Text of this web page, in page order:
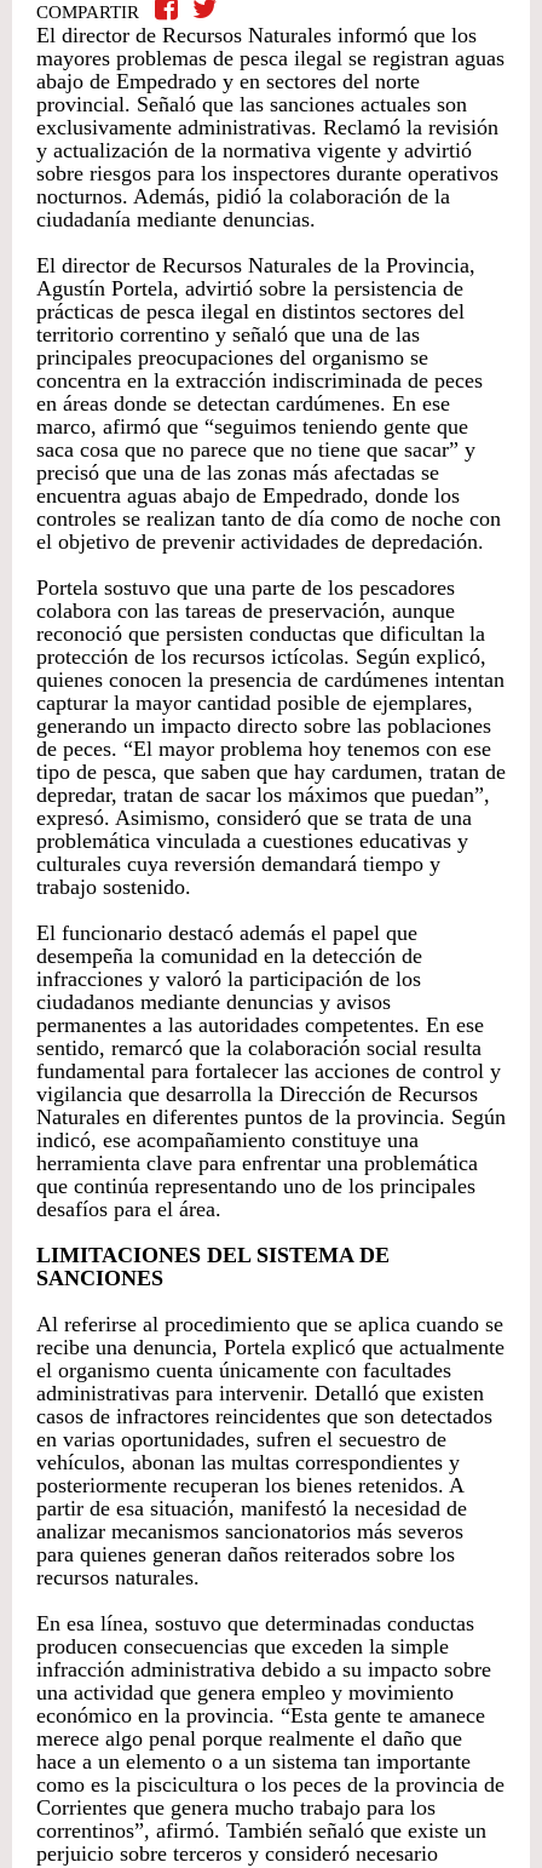
COMPARTIR
El director de Recursos Naturales informó que los
mayores problemas de pesca ilegal se registran aguas
abajo de Empedrado y en sectores del norte
provincial. Señaló que las sanciones actuales son
exclusivamente administrativas. Reclamó la revisión
y actualización de la normativa vigente y advirtió
sobre riesgos para los inspectores durante operativos
nocturnos. Además, pidió la colaboración de la
ciudadanía mediante denuncias.
El director de Recursos Naturales de la Provincia,
Agustín Portela, advirtió sobre la persistencia de
prácticas de pesca ilegal en distintos sectores del
territorio correntino y señaló que una de las
principales preocupaciones del organismo se
concentra en la extracción indiscriminada de peces
en áreas donde se detectan cardúmenes. En ese
marco, afirmó que “seguimos teniendo gente que
saca cosa que no parece que no tiene que sacar” y
precisó que una de las zonas más afectadas se
encuentra aguas abajo de Empedrado, donde los
controles se realizan tanto de día como de noche con
el objetivo de prevenir actividades de depredación.
Portela sostuvo que una parte de los pescadores
colabora con las tareas de preservación, aunque
reconoció que persisten conductas que dificultan la
protección de los recursos ictícolas. Según explicó,
quienes conocen la presencia de cardúmenes intentan
capturar la mayor cantidad posible de ejemplares,
generando un impacto directo sobre las poblaciones
de peces. “El mayor problema hoy tenemos con ese
tipo de pesca, que saben que hay cardumen, tratan de
depredar, tratan de sacar los máximos que puedan”,
expresó. Asimismo, consideró que se trata de una
problemática vinculada a cuestiones educativas y
culturales cuya reversión demandará tiempo y
trabajo sostenido.
El funcionario destacó además el papel que
desempeña la comunidad en la detección de
infracciones y valoró la participación de los
ciudadanos mediante denuncias y avisos
permanentes a las autoridades competentes. En ese
sentido, remarcó que la colaboración social resulta
fundamental para fortalecer las acciones de control y
vigilancia que desarrolla la Dirección de Recursos
Naturales en diferentes puntos de la provincia. Según
indicó, ese acompañamiento constituye una
herramienta clave para enfrentar una problemática
que continúa representando uno de los principales
desafíos para el área.
LIMITACIONES DEL SISTEMA DE
SANCIONES
Al referirse al procedimiento que se aplica cuando se
recibe una denuncia, Portela explicó que actualmente
el organismo cuenta únicamente con facultades
administrativas para intervenir. Detalló que existen
casos de infractores reincidentes que son detectados
en varias oportunidades, sufren el secuestro de
vehículos, abonan las multas correspondientes y
posteriormente recuperan los bienes retenidos. A
partir de esa situación, manifestó la necesidad de
analizar mecanismos sancionatorios más severos
para quienes generan daños reiterados sobre los
recursos naturales.
En esa línea, sostuvo que determinadas conductas
producen consecuencias que exceden la simple
infracción administrativa debido a su impacto sobre
una actividad que genera empleo y movimiento
económico en la provincia. “Esta gente te amanece
merece algo penal porque realmente el daño que
hace a un elemento o a un sistema tan importante
como es la piscicultura o los peces de la provincia de
Corrientes que genera mucho trabajo para los
correntinos”, afirmó. También señaló que existe un
perjuicio sobre terceros y consideró necesario